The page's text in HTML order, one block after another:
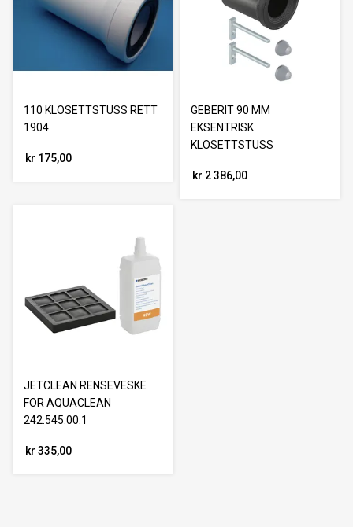
110 KLOSETTSTUSS RETT
1904
kr 175,00
GEBERIT 90 MM
EKSENTRISK
KLOSETTSTUSS
kr 2 386,00
JETCLEAN RENSEVESKE
FOR AQUACLEAN
242.545.00.1
kr 335,00